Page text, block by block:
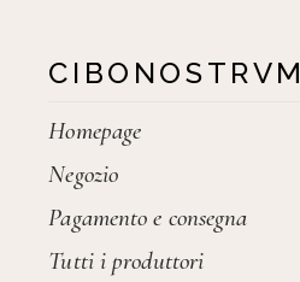
CIBONOSTRVM
Homepage
Negozio
Pagamento e consegna
Tutti i produttori